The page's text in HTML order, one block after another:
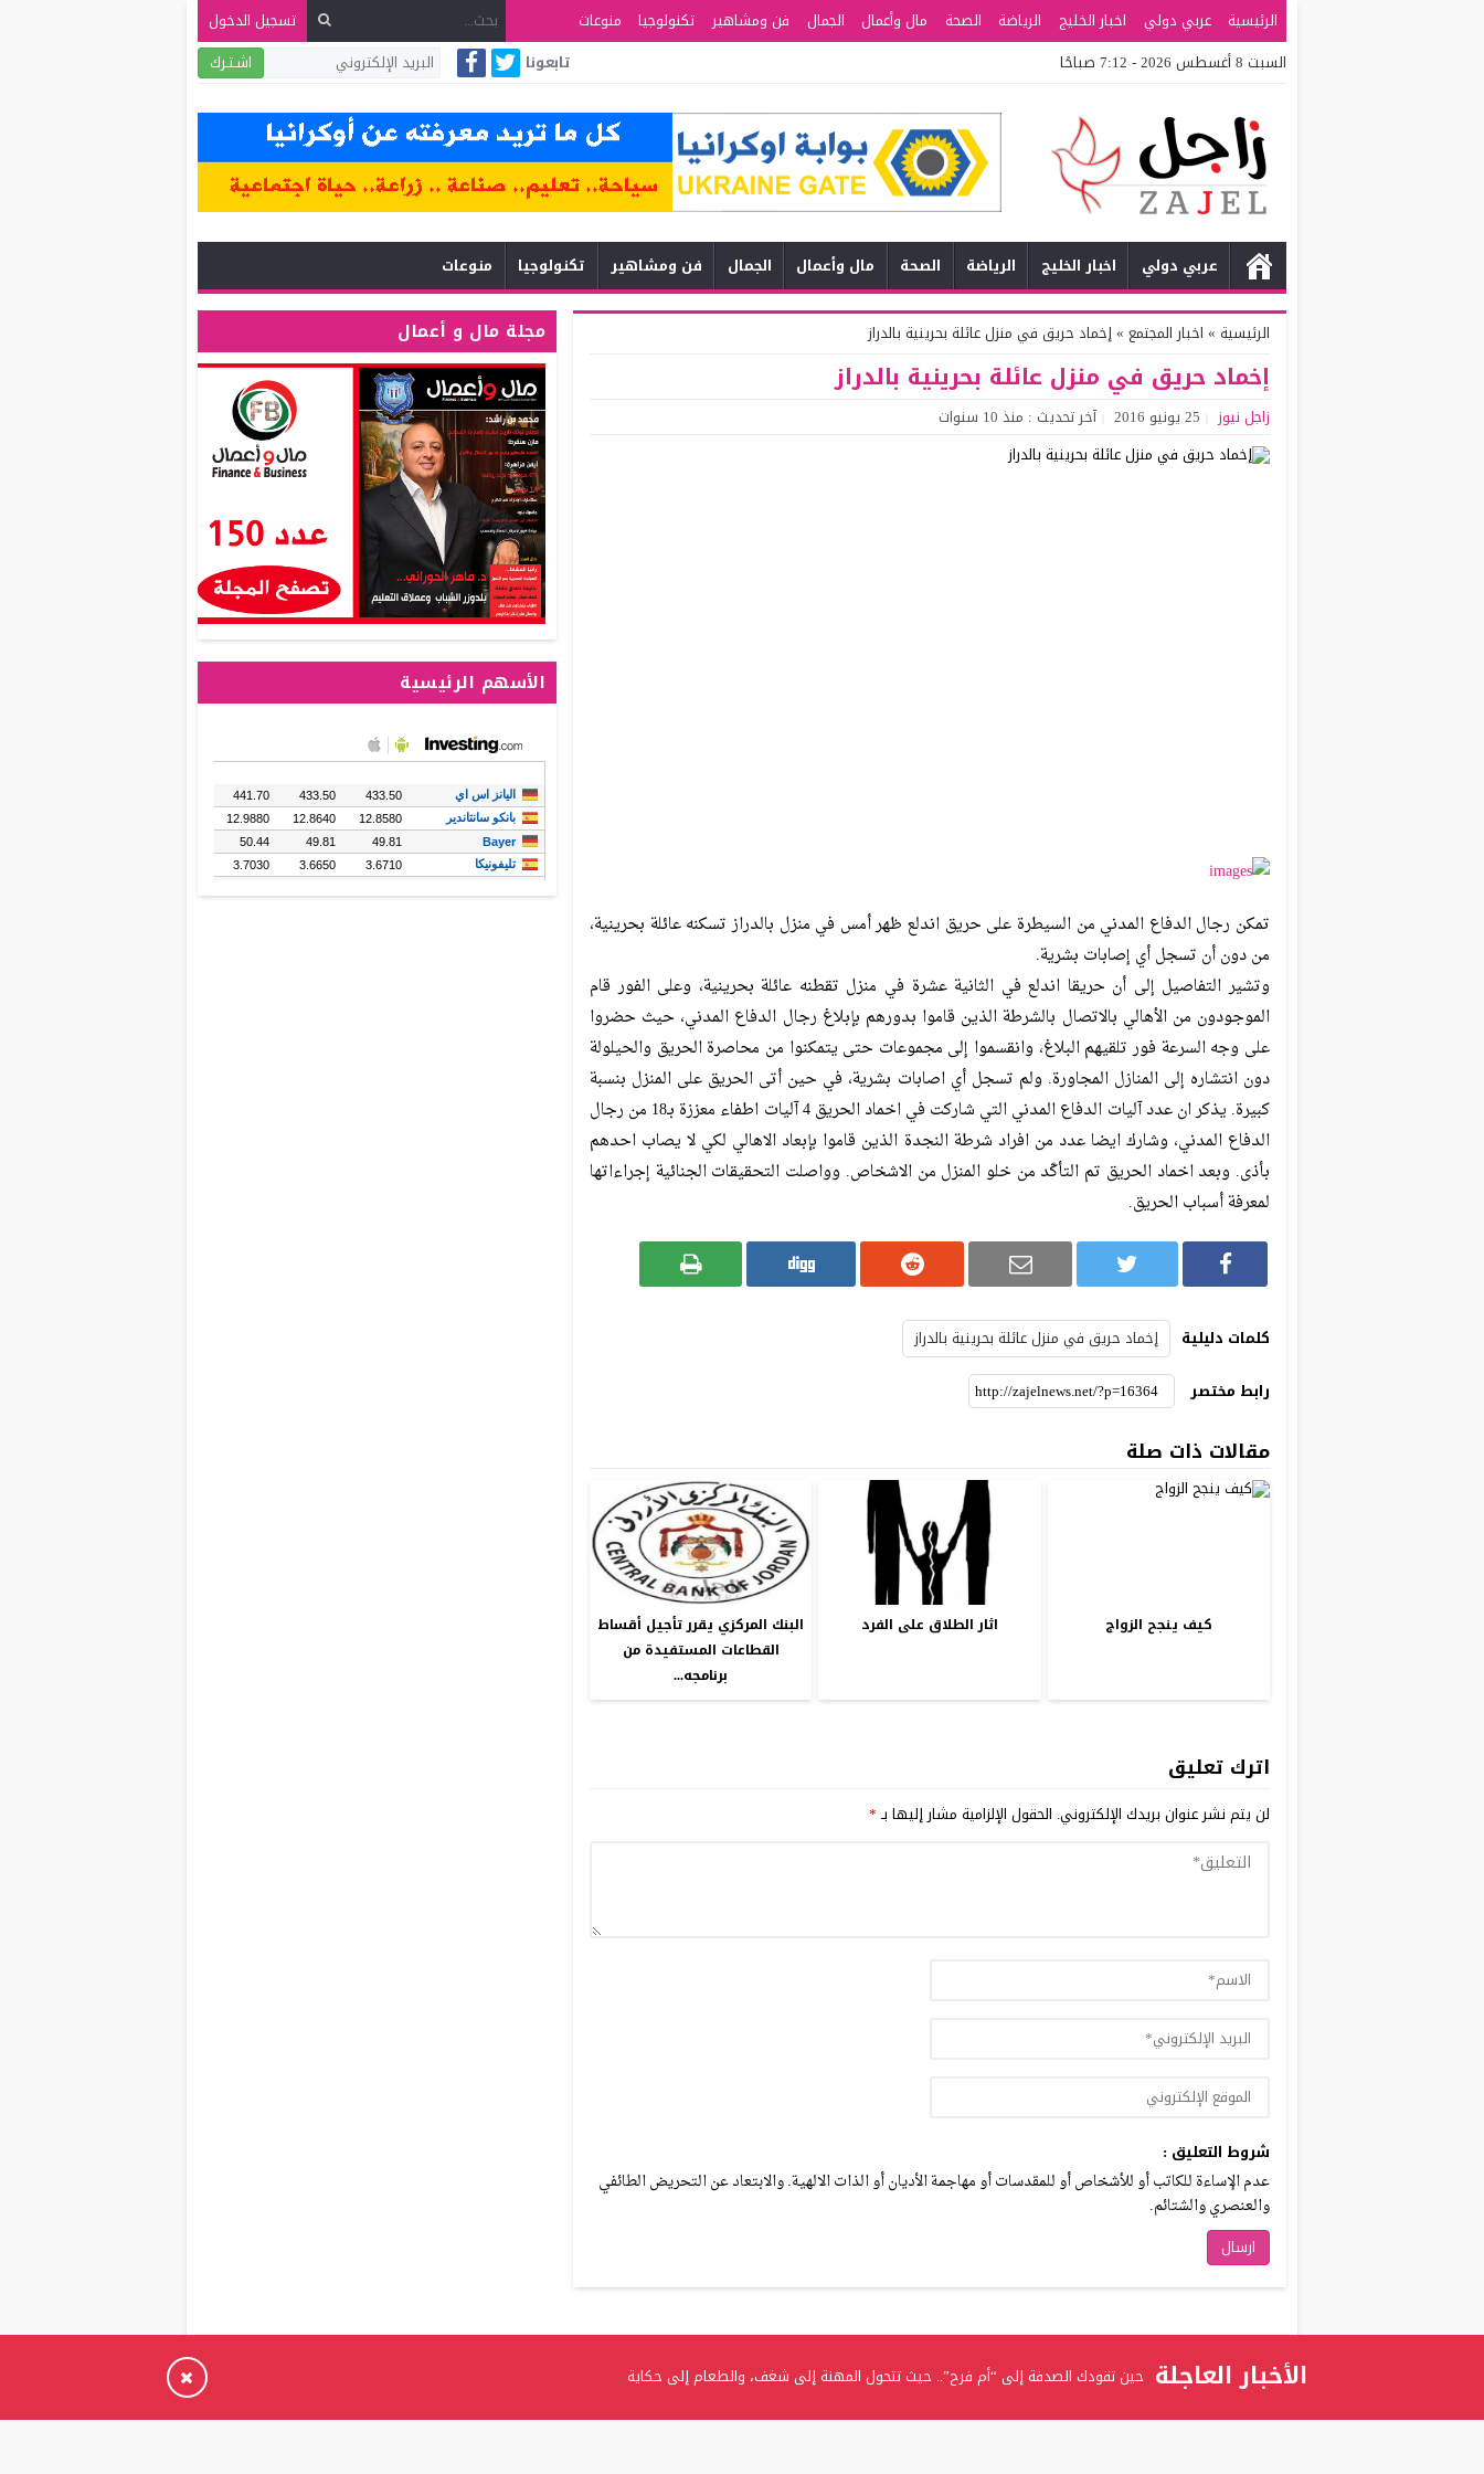
الرئيسية عربي دولي اخبار الخليج الرياضة الصحة مال وأعمال الجمال فن ومشاهير تكنولوجيا منوعات
تسجيل الدخول
السبت 8 أغسطس 2026 - 7:12 صباحًا
اشـتـرك تابعونا
عربي دولي اخبار الخليج الرياضة الصحة مال وأعمال الجمال فن ومشاهير تكنولوجيا منوعات
الرئيسية » اخبار المجتمع »إخماد حريق في منزل عائلة بحرينية بالدراز
إخماد حريق في منزل عائلة بحرينية بالدراز
زاجل نيوز 25 يونيو 2016 آخر تحديث : منذ 10 سنوات
تمكن رجال الدفاع المدني من السيطرة على حريق اندلع ظهر أمس في منزل بالدراز تسكنه عائلة بحرينية،
من دون أن تسجل أي إصابات بشرية.
وتشير التفاصيل إلى أن حريقا اندلع في الثانية عشرة في منزل تقطنه عائلة بحرينية، وعلى الفور قام
الموجودون من الأهالي بالاتصال بالشرطة الذين قاموا بدورهم بإبلاغ رجال الدفاع المدني، حيث حضروا
على وجه السرعة فور تلقيهم البلاغ، وانقسموا إلى مجموعات حتى يتمكنوا من محاصرة الحريق والحيلولة
دون انتشاره إلى المنازل المجاورة. ولم تسجل أي اصابات بشرية، في حين أتى الحريق على المنزل بنسبة
كبيرة. يذكر ان عدد آليات الدفاع المدني التي شاركت في اخماد الحريق 4 آليات اطفاء معززة بـ18 من رجال
الدفاع المدني، وشارك ايضا عدد من افراد شرطة النجدة الذين قاموا بإبعاد الاهالي لكي لا يصاب احدهم
بأذى. وبعد اخماد الحريق تم التأكّد من خلو المنزل من الاشخاص. وواصلت التحقيقات الجنائية إجراءاتها
لمعرفة أسباب الحريق.
كلمات دليلية
إخماد حريق في منزل عائلة بحرينية بالدراز
رابط مختصر
مقالات ذات صلة
كيف ينجح الزواج اثار الطلاق على الفرد
البنك المركزي يقرر تأجيل أقساط
القطاعات المستفيدة من
برنامجه...
اترك تعليق
لن يتم نشر عنوان بريدك الإلكتروني. الحقول الإلزامية مشار إليها بـ*
شروط التعليق :
عدم الإساءة للكاتب أو للأشخاص أو للمقدسات أو مهاجمة الأديان أو الذات الالهية. والابتعاد عن التحريض الطائفي
والعنصري والشتائم.
مجلة مال و أعمال
الأسهم الرئيسية
الأخبار العاجلة حين تقودك الصدفة إلى “أم فرح”.. حيث تتحول المهنة إلى شغف، والطعام إلى حكاية
برعاية الدكتور عدنان بدران.. الغفران الثانوية تحتفل بتخريج الفوج الثامن من طلبة التوجيهي